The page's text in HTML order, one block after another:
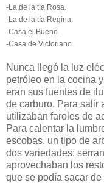
-La de la tía Rosa.
-La de la tía Regina.
-Casa el Bueno.
-Casa de Victoriano.
Nunca llegó la luz
petróleo en la cocina
eran sus fuentes de
de carburo. Para salir
utilizaban faroles de
Para calentar la
escobas, un tipo de
dos variedades:
aprovechaban los
que se podía sacar